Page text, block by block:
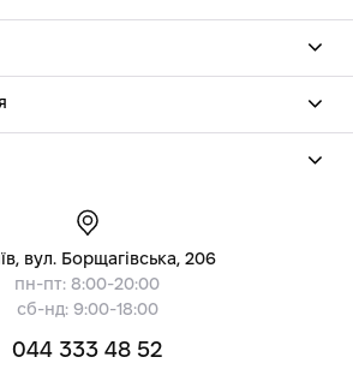
вул. Борщагівська, 206
пн-пт: 8:00-20:00
сб-нд: 9:00-18:00
044 333 48 52